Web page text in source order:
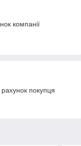
компанії
покупця